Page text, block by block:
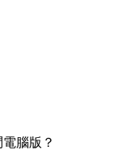
腦版？